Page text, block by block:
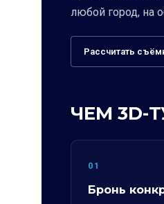
любой город, на
Рассчитать
ЧЕМ 3D-
01
Бронь